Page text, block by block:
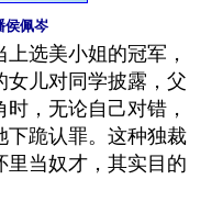
侯佩岑
选美小姐的冠军，
女儿对同学披露，父
，无论自己对错，
下跪认罪。这种独裁
里当奴才，其实目的